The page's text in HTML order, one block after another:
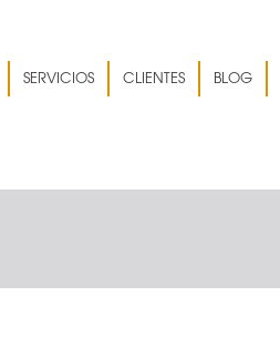
SERVICIOS CLIENTES BLOG